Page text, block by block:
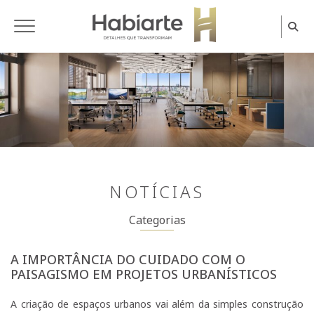
NOTÍCIAS
Categorias
A IMPORTÂNCIA DO CUIDADO COM O
PAISAGISMO EM PROJETOS URBANÍSTICOS
A criação de espaços urbanos vai além da simples construção